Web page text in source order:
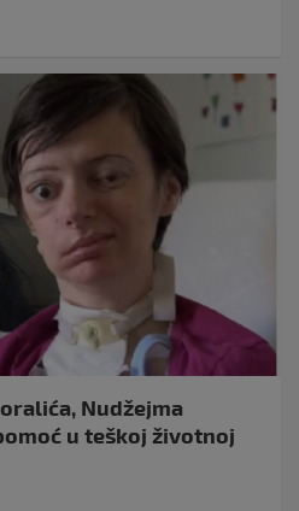
Nudžejma
u teškoj životnoj